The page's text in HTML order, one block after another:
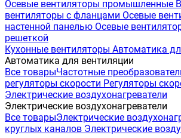
Осевые вентиляторы промышленные
вентиляторы с фланцами Осевые
настенной панелью Осевые
решеткой
Кухонные вентиляторы Автоматика
Автоматика для вентиляции
Все товарыЧастотные
регуляторы скорости Регуляторы
Электрические воздухонагреватели
Электрические воздухонагреватели
Все товарыЭлектрические
круглых каналов Электрические